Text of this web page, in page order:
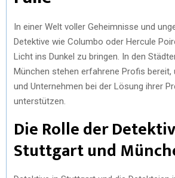
In einer Welt voller Geheimnisse und
Detektive wie Columbo oder Hercule
Licht ins Dunkel zu bringen. In den
München stehen erfahrene Profis bereit,
und Unternehmen bei der Lösung ihrer
unterstützen.
Die Rolle der
Stuttgart und